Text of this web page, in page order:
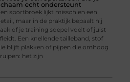
echt ondersteunt
sportbroek lijkt misschien een
maar in de praktijk bepaalt hij
of je training soepel voelt of juist
Een knellende tailleband, stof
blijft plakken of pijpen die omhoog
het zijn